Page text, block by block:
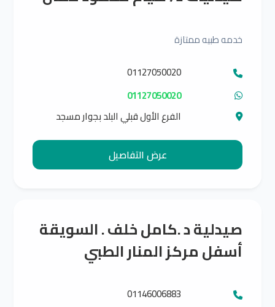
خدمه طبيه ممتازة
01127050020
01127050020
الفرع الأول قبلي البلد بجوار مسجد
حضانات الزهراء الفرع الثالث اسفل
مستوصف الشفاء الطبي اول مدخل
البلد
عرض التفاصيل
صيدلية د .كامل خلف . السويقة
أسفل مركز المنار الطبي
01146006883